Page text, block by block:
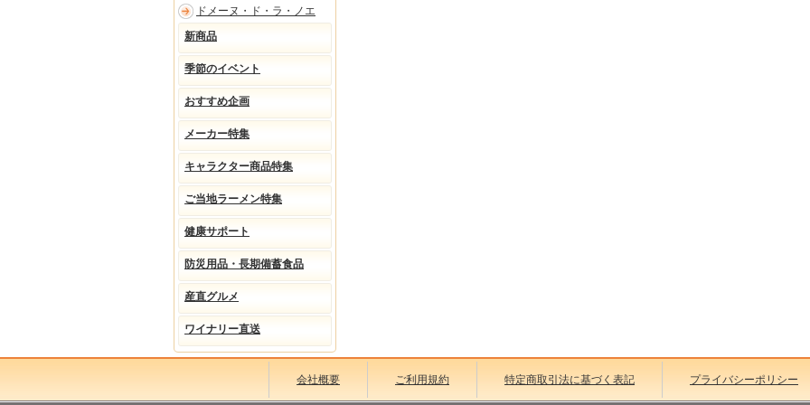
ドメーヌ・ド・ラ・ノエ
新商品
季節のイベント
おすすめ企画
メーカー特集
キャラクター商品特集
ご当地ラーメン特集
健康サポート
防災用品・長期備蓄食品
産直グルメ
ワイナリー直送
会社概要 ご利用規約 特定商取引法に基づく表記 プライバシーポリシー